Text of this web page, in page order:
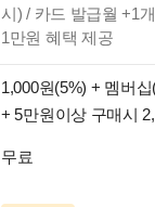
시) / 카드 발급월 +1
1만원 혜택 제공
1,000원(5%) + 멤버
+ 5만원이상 구매시
무료